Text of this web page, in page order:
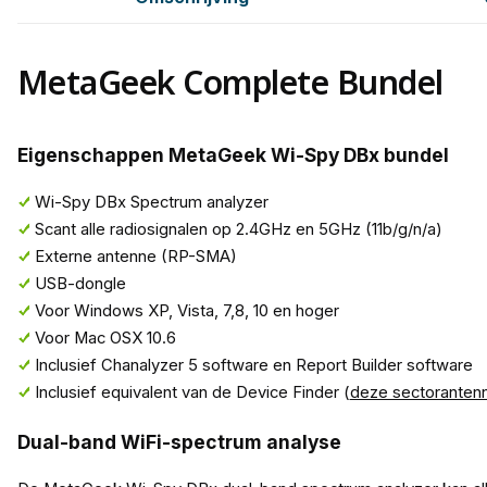
MetaGeek Complete Bundel
Eigenschappen MetaGeek Wi-Spy DBx bundel
Wi-Spy DBx Spectrum analyzer
Scant alle radiosignalen op 2.4GHz en 5GHz (11b/g/n/a)
Externe antenne (RP-SMA)
USB-dongle
Voor Windows XP, Vista, 7,8, 10 en hoger
Voor Mac OSX 10.6
Inclusief Chanalyzer 5 software en Report Builder software
Inclusief equivalent van de Device Finder (deze
Dual-band WiFi-spectrum analyse